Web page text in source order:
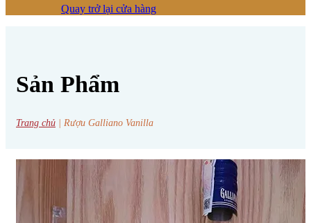
Quay trở lại cửa hàng
Sản Phẩm
Trang chủ Rượu Galliano Vanilla